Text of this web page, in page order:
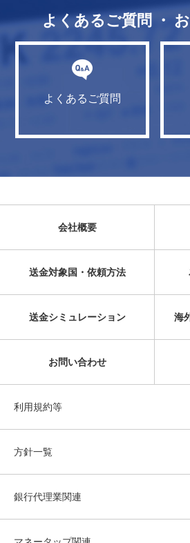
よくあるご質問 ・
よくあるご質問
会社概要
送金対象国・依頼方法
送金シミュレーション 海
お問い合わせ
利用規約等
方針一覧
銀行代理業関連